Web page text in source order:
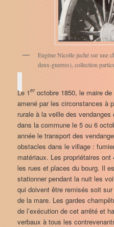
Eugène Nicolle juché sur une
deux-guerres), collection
Le 1eroctobre 1850, le maire
amené par les circonstances à
rurale à la veille des
dans la commune le 5 ou 6
année le transport des
obstacles dans le village :
matériaux. Les propriétaires
les rues et places du bourg. Il
stationner pendant la nuit les
qui doivent être remisés soit
de la mare. Les gardes
de l’exécution de cet arrêté et
verbaux à tous les